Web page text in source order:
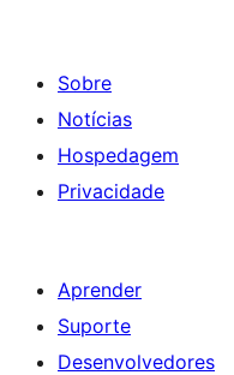
Sobre
Notícias
Hospedagem
Privacidade
Aprender
Suporte
Desenvolvedores